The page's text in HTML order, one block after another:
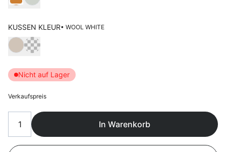
Sprachwahl
KUSSEN KLEUR• WOOL WHITE
Wählen Kussen kleur
Nicht auf Lager
Verkaufspreis
In Warenkorb